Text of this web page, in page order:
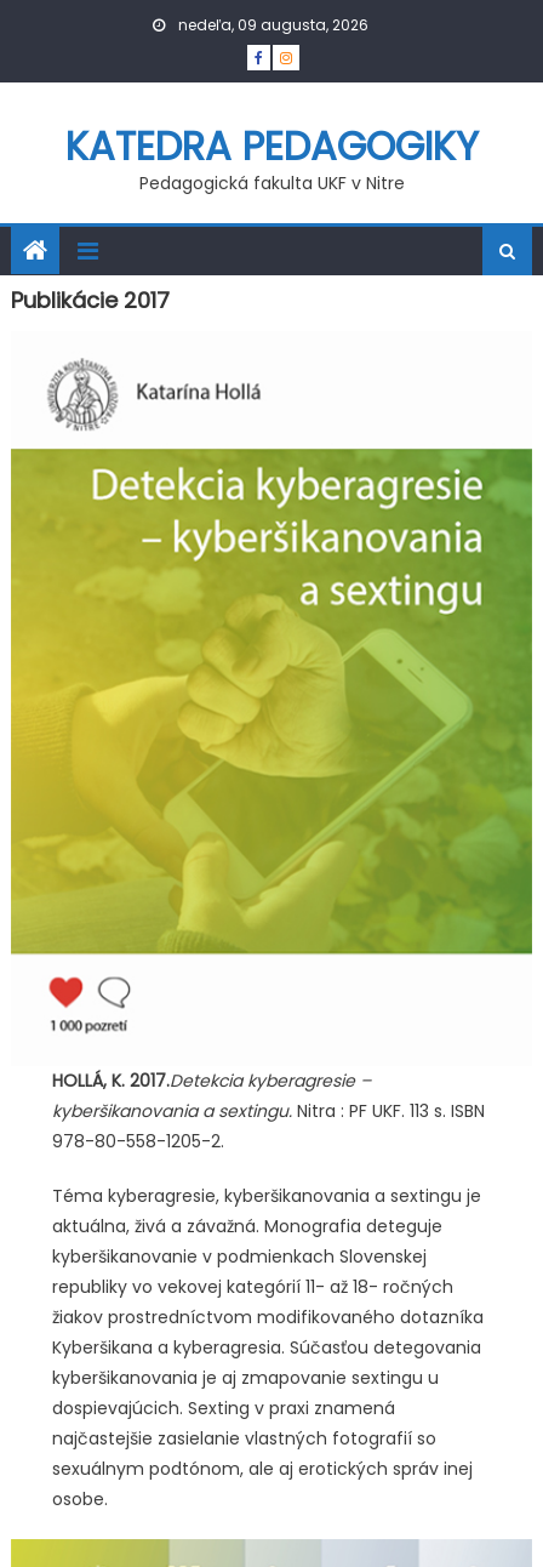
nedeľa, 09 augusta, 2026
KATEDRA PEDAGOGIKY
Pedagogická fakulta UKF v Nitre
Publikácie 2017
HOLLÁ, K. 2017.Detekcia kyberagresie –
kyberšikanovania a sextingu. Nitra : PF UKF. 113 s. ISBN
978-80-558-1205-2.
Téma kyberagresie, kyberšikanovania a sextingu je
aktuálna, živá a závažná. Monografia deteguje
kyberšikanovanie v podmienkach Slovenskej
republiky vo vekovej kategórií 11- až 18- ročných
žiakov prostredníctvom modifikovaného dotazníka
Kyberšikana a kyberagresia. Súčasťou detegovania
kyberšikanovania je aj zmapovanie sextingu u
dospievajúcich. Sexting v praxi znamená
najčastejšie zasielanie vlastných fotografií so
sexuálnym podtónom, ale aj erotických správ inej
osobe.